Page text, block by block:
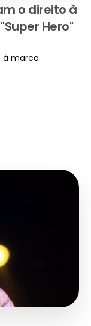
o direito à
Hero"
à marca